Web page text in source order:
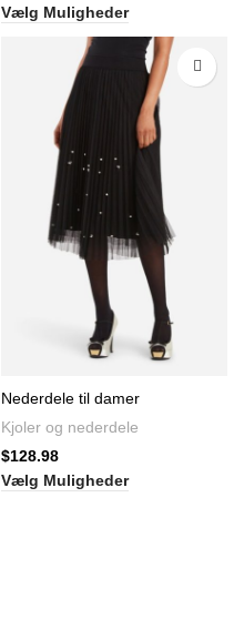
Vælg Muligheder
Nederdele til damer
Kjoler og nederdele
$128.98
Vælg Muligheder